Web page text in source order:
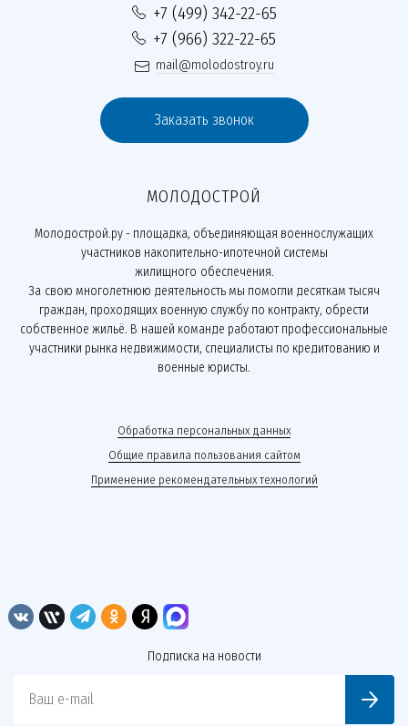
+7 (499) 342-22-65
+7 (966) 322-22-65
mail@molodostroy.ru
Заказать звонок
МОЛОДОСТРОЙ
Молодострой.ру - площадка, объединяющая военнослужащих
участников накопительно-ипотечной системы
жилищного обеспечения.
За свою многолетнюю деятельность мы помогли десяткам тысяч
граждан, проходящих военную службу по контракту, обрести
собственное жильё. В нашей команде работают профессиональные
участники рынка недвижимости, специалисты по кредитованию и
военные юристы.
Обработка персональных данных
Общие правила пользования сайтом
Применение рекомендательных технологий
Подписка на новости
Ваш e-mail